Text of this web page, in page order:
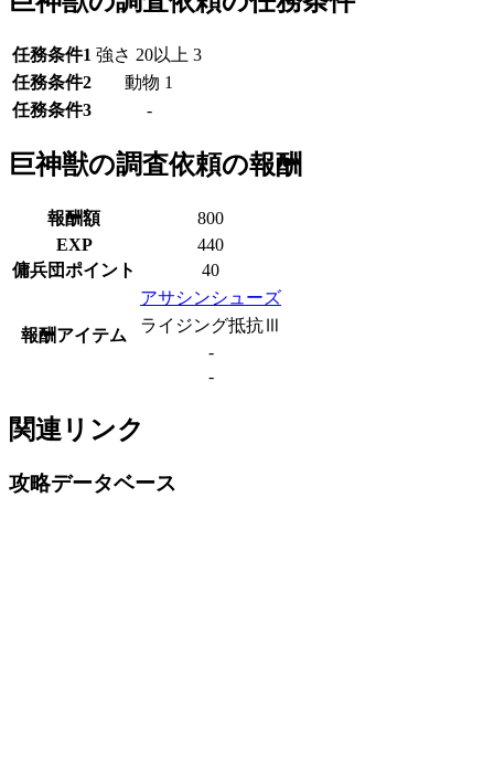
任務条件1 強さ 20以上 3
任務条件2
動物 1
任務条件3
-
巨神獣の調査依頼の報酬
報酬額
800
EXP
440
傭兵団ポイント
40
報酬アイテム
アサシンシューズ
ライジング抵抗Ⅲ
-
-
関連リンク
攻略データベース